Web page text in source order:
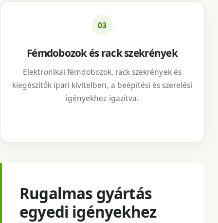
03
Fémdobozok és rack szekrények
Elektronikai fémdobozok, rack szekrények és
kiegészítők ipari kivitelben, a beépítési és szerelési
igényekhez igazítva.
Rugalmas gyártás
egyedi igényekhez